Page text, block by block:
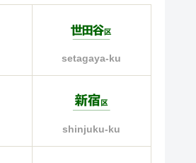
setagaya-ku
shinjuku-ku